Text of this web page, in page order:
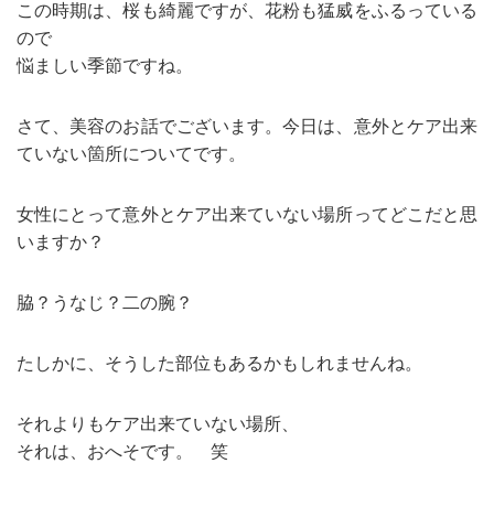
この時期は、桜も綺麗ですが、花粉も猛威をふるっている
ので
悩ましい季節ですね。
さて、美容のお話でございます。今日は、意外とケア出来
ていない箇所についてです。
女性にとって意外とケア出来ていない場所ってどこだと思
いますか？
脇？うなじ？二の腕？
たしかに、そうした部位もあるかもしれませんね。
それよりもケア出来ていない場所、
それは、おへそです。 笑